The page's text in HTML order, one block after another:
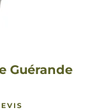
Guérande